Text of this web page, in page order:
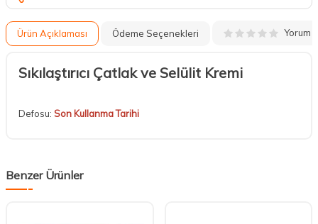
Ürün Açıklaması Ödeme Seçenekleri Yorum
Sıkılaştırıcı Çatlak ve Selülit Kremi
Defosu: Son Kullanma Tarihi
Benzer Ürünler